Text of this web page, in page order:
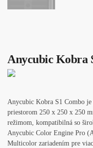
Anycubic Kobra
Anycubic Kobra S1 Combo
priestorom 250 x 250 x 250
režimom, kompatibilná so
Anycubic Color Engine Pro
Multicolor zariadením pre